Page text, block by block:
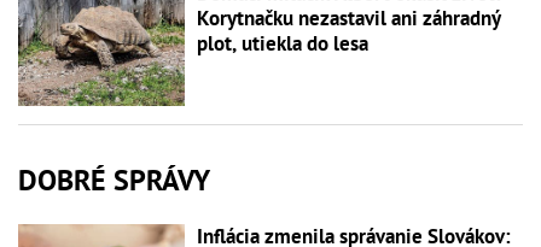
Korytnačku nezastavil ani záhradný
plot, utiekla do lesa
DOBRÉ SPRÁVY
Inflácia zmenila správanie Slovákov: